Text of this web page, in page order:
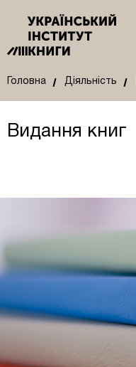
Головна Діяльність
Видання книг